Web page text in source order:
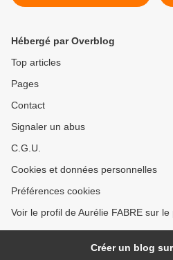
Hébergé par Overblog
Top articles
Pages
Contact
Signaler un abus
C.G.U.
Cookies et données personnelles
Préférences cookies
Voir le profil de Aurélie FABRE sur
Créer un blog